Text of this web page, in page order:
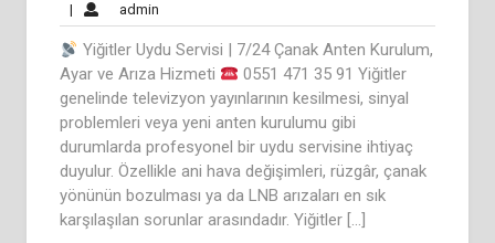
| admin
Yiğitler Uydu Servisi | 7/24 Çanak Anten Kurulum,
Ayar ve Arıza Hizmeti
0551 471 35 91 Yiğitler
genelinde televizyon yayınlarının kesilmesi, sinyal
problemleri veya yeni anten kurulumu gibi
durumlarda profesyonel bir uydu servisine ihtiyaç
duyulur. Özellikle ani hava değişimleri, rüzgâr, çanak
yönünün bozulması ya da LNB arızaları en sık
karşılaşılan sorunlar arasındadır. Yiğitler […]